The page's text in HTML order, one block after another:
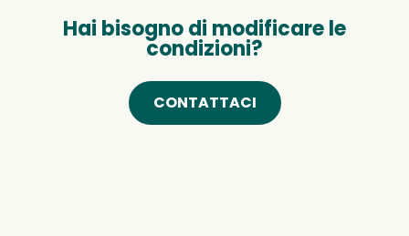
Hai bisogno di modificare le
condizioni?
CONTATTACI